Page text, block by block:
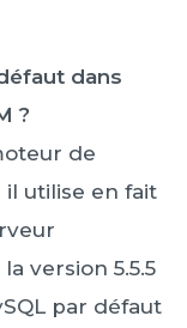
dans
?
de
il utilise en fait
version 5.5.5
par défaut